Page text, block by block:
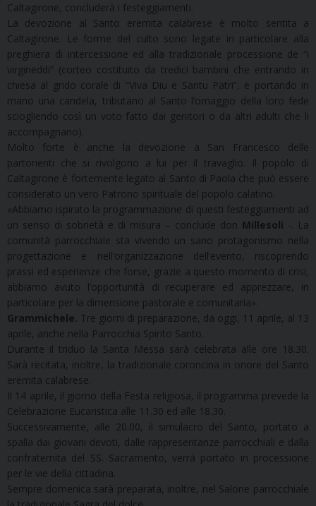
Caltagirone, concluderà i festeggiamenti.
La devozione al Santo eremita calabrese è molto sentita a
Caltagirone. Le forme del culto sono legate in particolare alla
preghiera di intercessione ed alla tradizionale processione de “i
virgineddi” (corteo costituito da tredici bambini che entrando in
chiesa al grido corale di “Viva Diu e Santu Patri”, e portando in
mano una candela, tributano al Santo l’omaggio della loro fede
sciogliendo così un voto fatto dai genitori o da altri adulti che li
accompagnano).
Molto forte è anche la devozione a San Francesco delle
partorienti che si rivolgono a lui per il travaglio. Il popolo di
Caltagirone è fortemente legato al Santo di Paola che può essere
considerato un vero Patrono spirituale del popolo calatino.
«Abbiamo ispirato la programmazione di questi festeggiamenti ad
un senso di sobrietà e di misura – conclude don Millesoli -. La
comunità parrocchiale sta vivendo un sano protagonismo nella
progettazione e nell’organizzazione dell’evento, riscoprendo
prassi ed esperienze che forse, grazie a questo momento di crisi,
abbiamo avuto l’opportunità di recuperare ed apprezzare, in
particolare per la dimensione pastorale e comunitaria».
Grammichele. Tre giorni di preparazione, da oggi, 11 aprile, al 13
aprile, anche nella Parrocchia Spirito Santo.
Durante il triduo la Santa Messa sarà celebrata alle ore 18.30.
Sarà recitata, inoltre, la tradizionale coroncina in onore del Santo
eremita calabrese.
Il 14 aprile, il giorno della Festa religiosa, il programma prevede la
Celebrazione Eucaristica alle 11.30 ed alle 18.30.
Successivamente, alle 20.00, il simulacro del Santo, portato a
spalla dai giovani devoti, dalle rappresentanze parrocchiali e dalla
confraternita del SS. Sacramento, verrà portato in processione
per le vie della cittadina.
Sempre domenica sarà preparata, inoltre, nel Salone parrocchiale